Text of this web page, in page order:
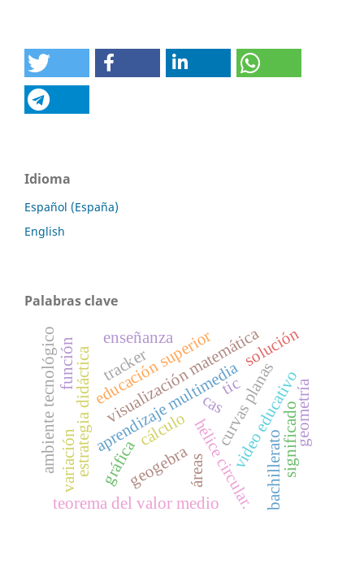
Idioma
Español (España)
English
Palabras clave
educación superior
estrategia didáctica geogebrahélice circular.video educativo
aprendizaje multimedia
áreas
visualización matemática
teorema del valor medio
enseñanza
curvas planassignificado
bachillerato
función solución
cálculo
gráfica
variación
geometría
ambiente tecnológico cas
tic
tracker